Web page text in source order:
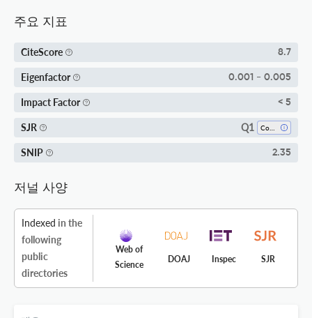
주요 지표
CiteScore 8.7
Eigenfactor 0.001 - 0.005
Impact Factor < 5
SJR Q1
SNIP 2.35
저널 사양
Indexed in the
following
public
directories
Web of
Science
DOAJ Inspec SJR